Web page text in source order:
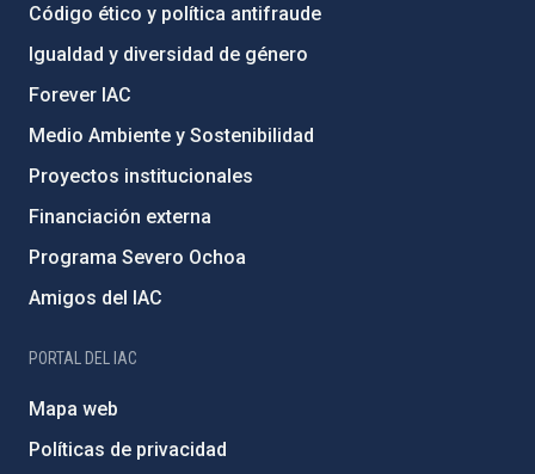
Código ético y política antifraude
Igualdad y diversidad de género
Forever IAC
Medio Ambiente y Sostenibilidad
Proyectos institucionales
Financiación externa
Programa Severo Ochoa
Amigos del IAC
PORTAL DEL IAC
Mapa web
Políticas de privacidad